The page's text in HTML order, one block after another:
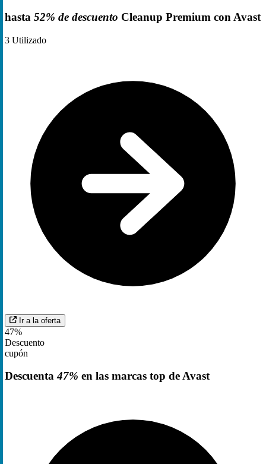
hasta 52% de descuento Cleanup Premium con Avast
3 Utilizado
Ir a la oferta
47%
Descuento
cupón
Descuenta47% en las marcas top de Avast